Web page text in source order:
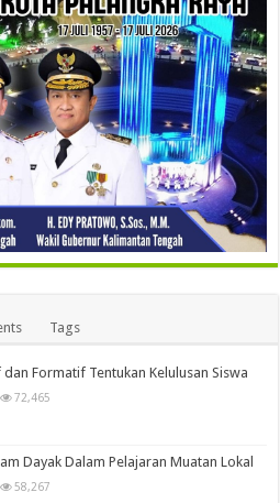
Tags
Formatif Tentukan Kelulusan Siswa
72,465
Dayak Dalam Pelajaran Muatan Lokal
58,267